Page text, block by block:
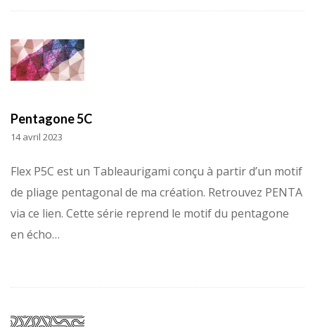
Pentagone 5C
14 avril 2023
Flex P5C est un Tableaurigami conçu à partir d’un motif
de pliage pentagonal de ma création. Retrouvez PENTA
via ce lien. Cette série reprend le motif du pentagone
en écho…